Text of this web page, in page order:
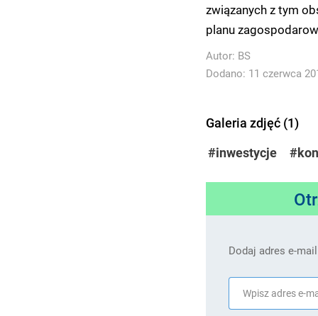
związanych z tym
planu
Autor: BS
Dodano: 11 czerwca
Galeria zdjęć (1)
#inwestycje
Dodaj adres e-